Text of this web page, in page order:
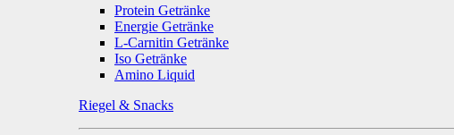
Protein Getränke
Energie Getränke
L-Carnitin Getränke
Iso Getränke
Amino Liquid
Riegel & Snacks